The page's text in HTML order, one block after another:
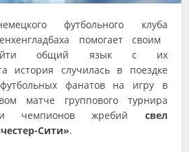
футбольного клуба
помогает своим
общий язык с их
история случилась в поездке
фанатов на игру в
матче группового турнира
чемпионов жребий свел
Сити».